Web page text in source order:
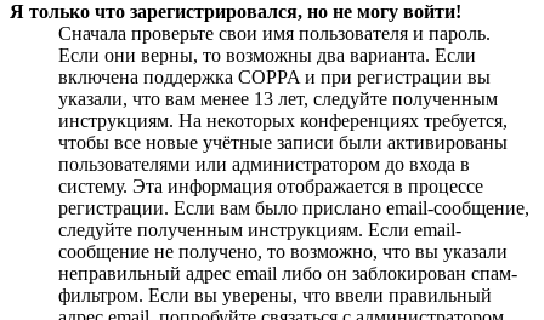
Я только что зарегистрировался, но не могу войти!
Сначала проверьте свои имя пользователя и пароль.
Если они верны, то возможны два варианта. Если
включена поддержка COPPA и при регистрации вы
указали, что вам менее 13 лет, следуйте полученным
инструкциям. На некоторых конференциях требуется,
чтобы все новые учётные записи были активированы
пользователями или администратором до входа в
систему. Эта информация отображается в процессе
регистрации. Если вам было прислано email-сообщение,
следуйте полученным инструкциям. Если email-
сообщение не получено, то возможно, что вы указали
неправильный адрес email либо он заблокирован спам-
фильтром. Если вы уверены, что ввели правильный